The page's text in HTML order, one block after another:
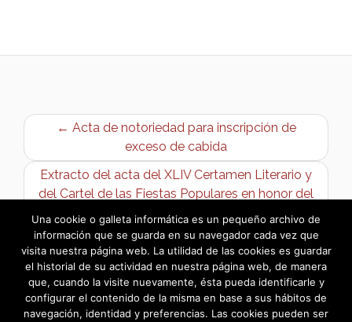
← Acta de notoriedad para inscripción de
exceso de cabida
Extracto del acta del XLIV Certamen Literario y
del Cartel de las Fiestas Populares en honor del
Stmo. Cristo de la Sala 2022 →
Una cookie o galleta informática es un pequeño archivo de
información que se guarda en su navegador cada vez que
visita nuestra página web. La utilidad de las cookies es guardar
el historial de su actividad en nuestra página web, de manera
que, cuando la visite nuevamente, ésta pueda identificarle y
configurar el contenido de la misma en base a sus hábitos de
navegación, identidad y preferencias. Las cookies pueden ser